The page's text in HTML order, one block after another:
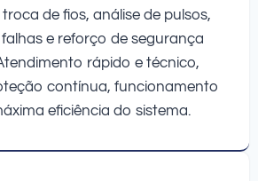
de fios, análise de pulsos,
e reforço de segurança
rápido e técnico,
contínua, funcionamento
eficiência do sistema.